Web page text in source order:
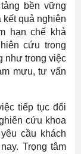
bền vững
kết quả nghiên
hạn chế khả
cứu trong
như trong việc
mưu, tư vấn
tiếp tục đổi
cứu khoa
cầu khách
Trọng tâm